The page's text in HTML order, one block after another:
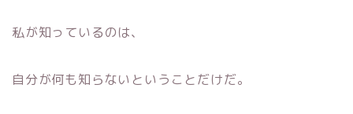
私が知っているのは、
自分が何も知らないということだけだ。